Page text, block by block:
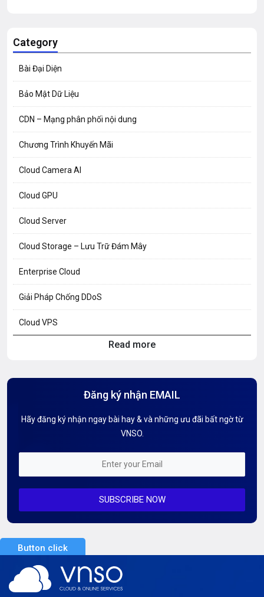
Category
Bài Đại Diện
Bảo Mật Dữ Liệu
CDN – Mạng phân phối nội dung
Chương Trình Khuyến Mãi
Cloud Camera AI
Cloud GPU
Cloud Server
Cloud Storage – Lưu Trữ Đám Mây
Enterprise Cloud
Giải Pháp Chống DDoS
Cloud VPS
Hướng dẫn Tên miền
Kiến thức AI
Mỗi tuần 01 Server
Server Dedicated (Máy chủ riêng)
Server GPU
Server Windows
Read more
Đăng ký nhận EMAIL
Hãy đăng ký nhận ngay bài hay & và những ưu đãi bất ngờ từ
VNSO.
SUBSCRIBE NOW
Button click